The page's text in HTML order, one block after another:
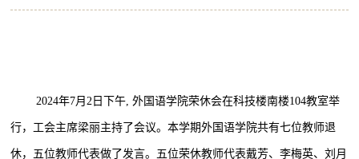
2024年7月2 日下午,外国语学院荣休会在科技楼南楼104教室举
行，工会主席梁丽主持了会议。本学期外国语学院共有七位教师退
休，五位教师代表做了发言。五位荣休教师代表戴芳、李梅英、刘月